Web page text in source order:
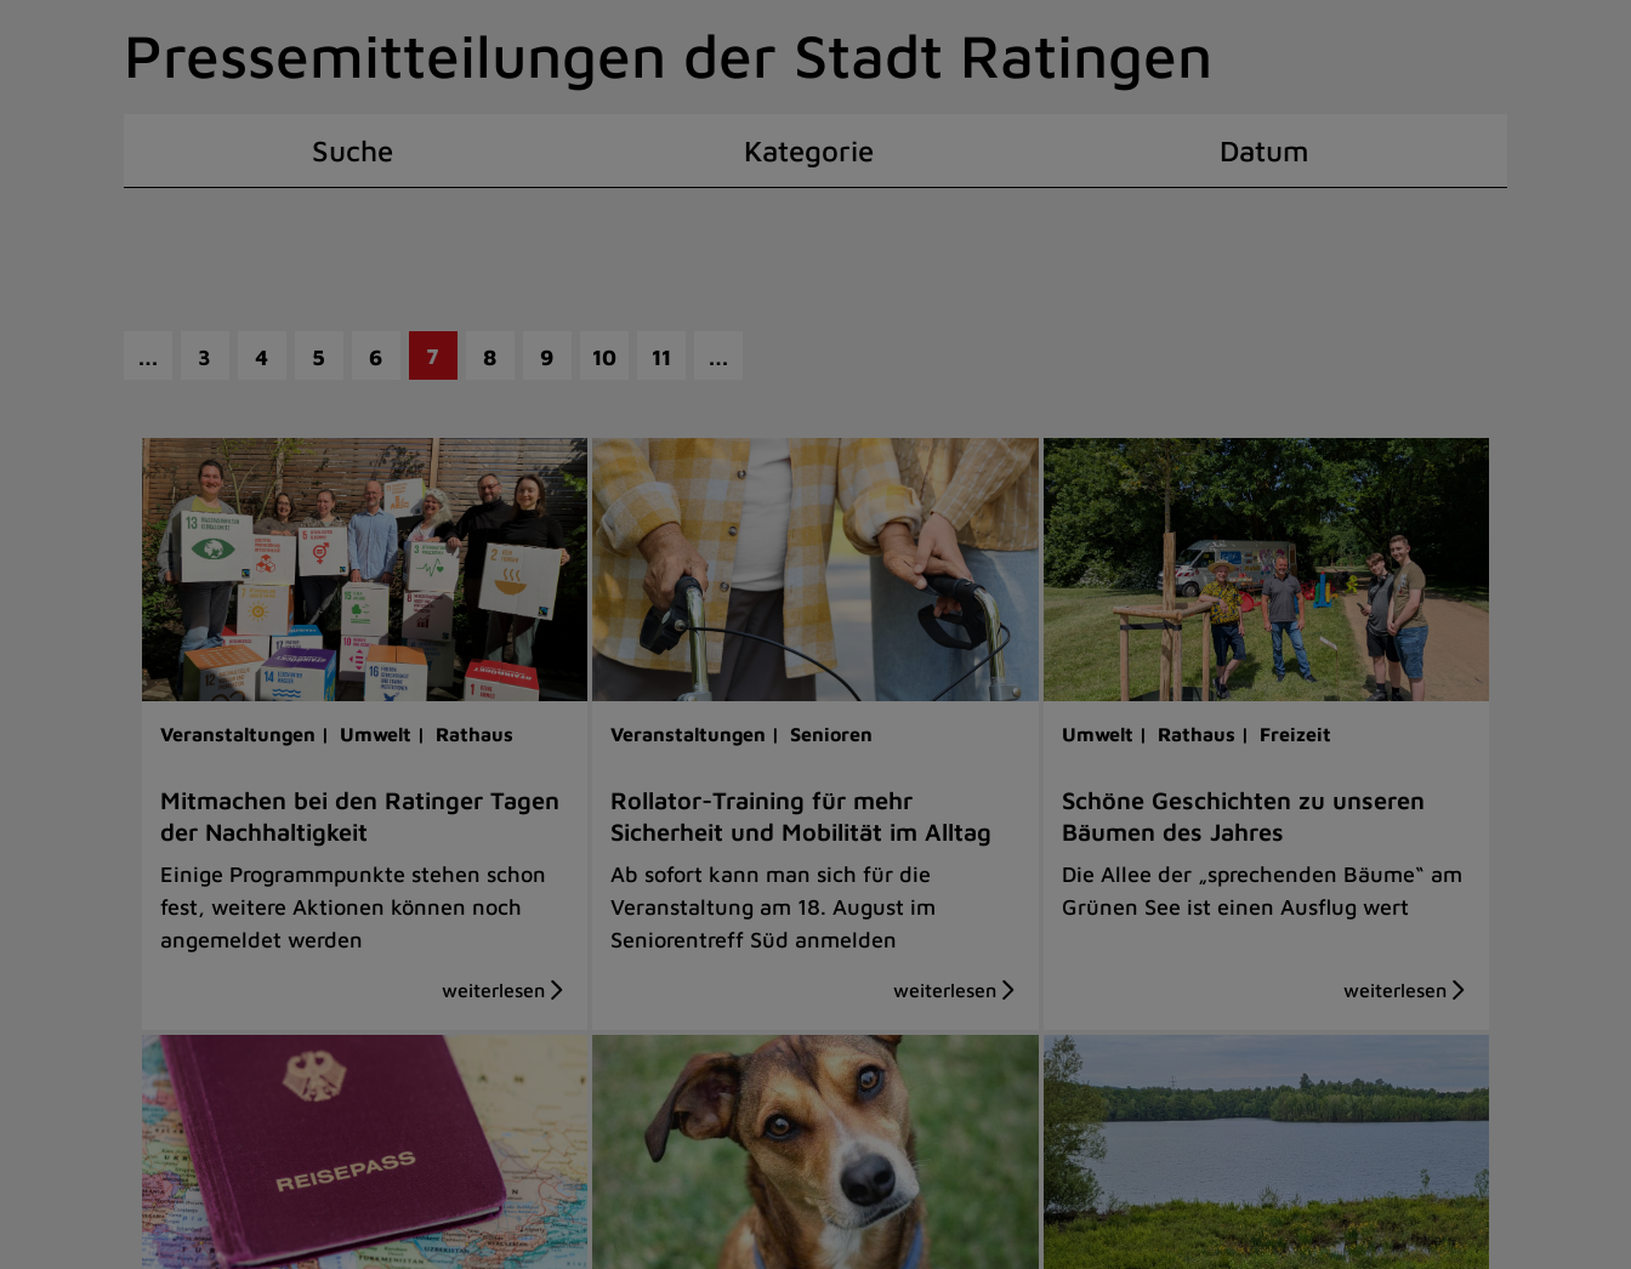
Pressemitteilungen der Stadt Ratingen
Suche Kategorie Datum
… 3 4 5 6 7 8 9 10 11 …
Veranstaltungen | Umwelt | Rathaus
Mitmachen bei den Ratinger Tagen
der Nachhaltigkeit
Einige Programmpunkte stehen schon
fest, weitere Aktionen können noch
angemeldet werden
Veranstaltungen | Senioren
Rollator-Training für mehr
Sicherheit und Mobilität im Alltag
Ab sofort kann man sich für die
Veranstaltung am 18. August im
Seniorentreff Süd anmelden
Umwelt | Rathaus | Freizeit
Schöne Geschichten zu unseren
Bäumen des Jahres
Die Allee der „sprechenden Bäume“ am
Grünen See ist einen Ausflug wert